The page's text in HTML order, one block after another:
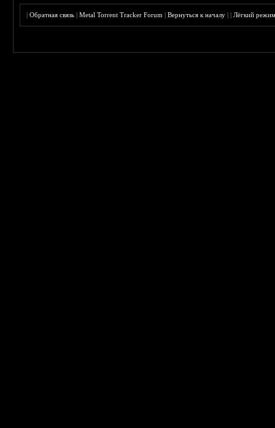
|Обратная связь |Metal Torrent Tracker Forum |Вернуться к началу ||Лёгкий